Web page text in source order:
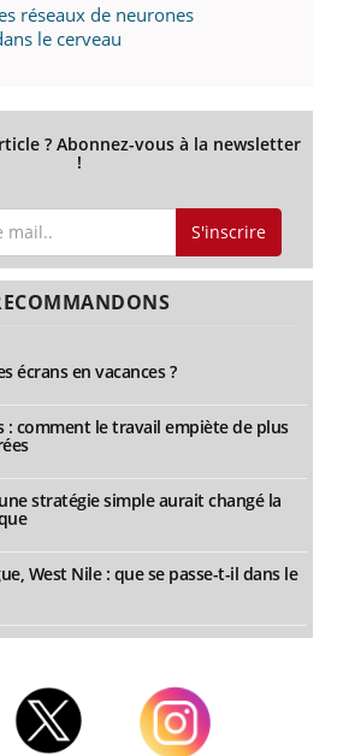
réseaux de neurones
le cerveau
? Abonnez-vous à la newsletter
!
S'inscrire
écrans en vacances ?
: comment le travail empiète de plus
stratégie simple aurait changé la
West Nile : que se passe-t-il dans le